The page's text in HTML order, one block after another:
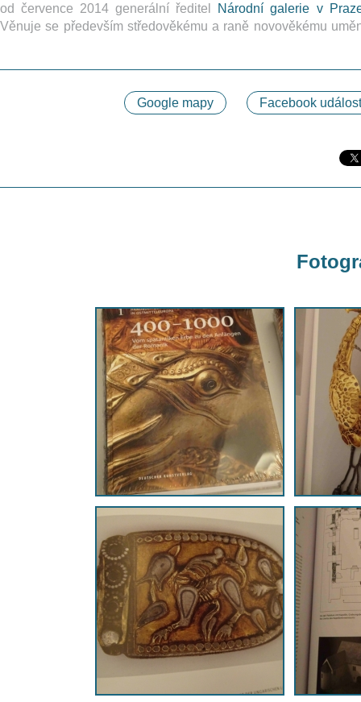
od července 2014 generální ředitel
Národní galerie v
Věnuje se především středověkému a raně novověkému
Google mapy Facebook